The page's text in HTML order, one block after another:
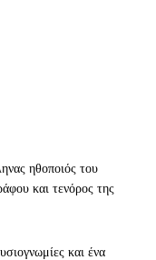
ηθοποιός του
και τενόρος της
και ένα